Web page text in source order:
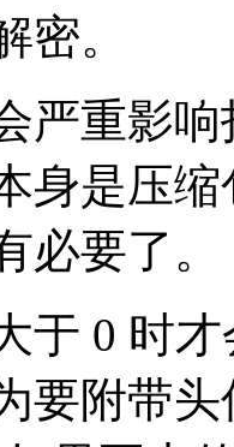
密。
严重影
身是压
必要了。
于 0 时
要附带